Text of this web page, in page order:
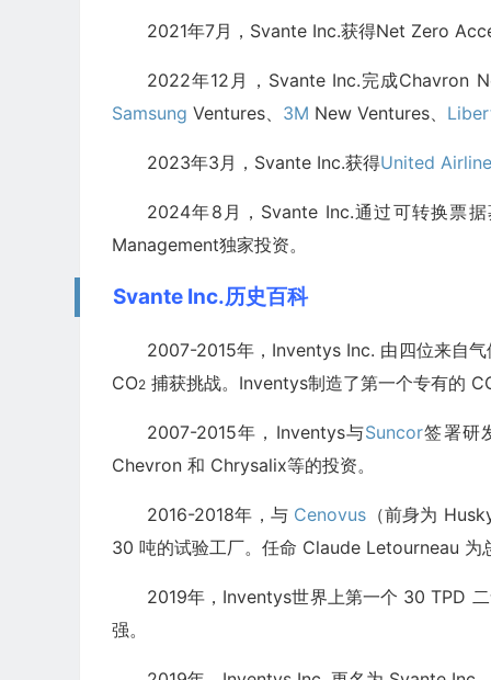
2021年7月，Svante Inc.获得Net Zero
2022年12月，Svante Inc.完成Chavron
Samsung Ventures、 3M New Ventures、
2023年3月，Svante Inc.获得United
2024年8月，Svante Inc.通过可转换票
Management独家投资。
Svante Inc.历史百科
2007-2015年，Inventys Inc. 由四位来自
CO2 捕获挑战。Inventys制造了第一个专有的
2007-2015年，Inventys与Suncor签署研
Chevron 和 Chrysalix等的投资。
2016-2018年，与 Cenovus （前身为
30 吨的试验工厂。任命 Claude Letourneau 为
2019年，Inventys世界上第一个 30 TPD
强。